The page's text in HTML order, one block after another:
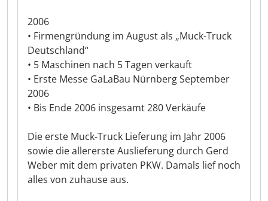
2006
• Firmengründung im August als „Muck-Truck
Deutschland“
• 5 Maschinen nach 5 Tagen verkauft
• Erste Messe GaLaBau Nürnberg September
2006
• Bis Ende 2006 insgesamt 280 Verkäufe
Die erste Muck-Truck Lieferung im Jahr 2006
sowie die allererste Auslieferung durch Gerd
Weber mit dem privaten PKW. Damals lief noch
alles von zuhause aus.